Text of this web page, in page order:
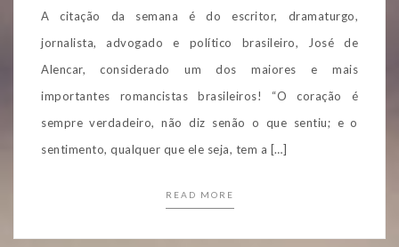
A citação da semana é do escritor, dramaturgo,
jornalista, advogado e político brasileiro, José de
Alencar, considerado um dos maiores e mais
importantes romancistas brasileiros! “O coração é
sempre verdadeiro, não diz senão o que sentiu; e o
sentimento, qualquer que ele seja, tem a […]
READ MORE